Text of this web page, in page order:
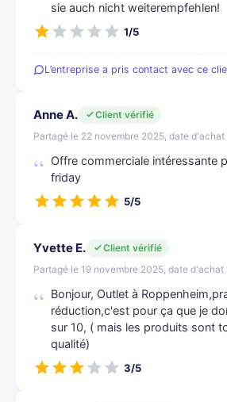
sie auch nicht weiterempfehlen!
1/5
L’entreprise a pris contact avec ce
Anne A.
Client vérifié
Partagé le 22 novembre 2025, date d'achat
Offre commerciale intéressante
friday
5/5
Yvette E.
Client vérifié
Partagé le 19 novembre 2025, date d'achat
Bonjour, Outlet à
réduction,c'est pour ça que je
sur 10, ( mais les produits sont
qualité)
3/5